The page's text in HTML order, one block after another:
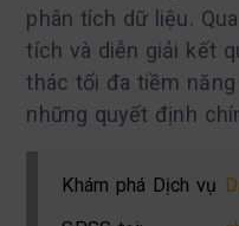
phân tích dữ liệu.
tích và diễn giải kết
thác tối đa tiềm
những quyết định
Khám phá Dịch vụ